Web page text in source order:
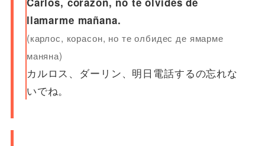
llamarme mañana.
(карлос, корасон, но те олбидес де ямарме
маняна)
カルロス、ダーリン、明日電話するの忘れな
いでね。